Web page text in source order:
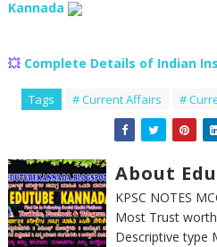
Kannada
💥 Complete Details of Indian
Tags # Current Affairs #
About
KPSC NOTES
Most Trust
Descriptive type